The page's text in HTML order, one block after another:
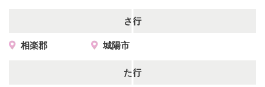
さ行
相楽郡 城陽市
た行